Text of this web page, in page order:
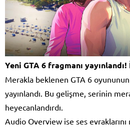
Yeni GTA 6 fragmanı
Merakla beklenen GTA 6
yayınlandı. Bu gelişme, serinin
heyecanlandırdı.
Audio Overview ise ses